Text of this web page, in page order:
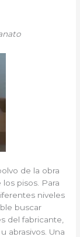
de la obra
pisos. Para
niveles
buscar
del fabricante,
abrasivos. Una